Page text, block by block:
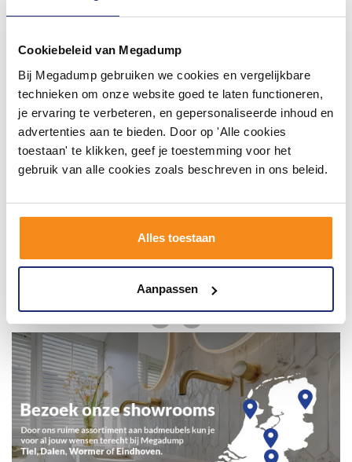
Cookiebeleid van Megadump
Bij Megadump gebruiken we cookies en vergelijkbare
technieken om onze website goed te laten functioneren,
je ervaring te verbeteren, en gepersonaliseerde inhoud en
advertenties aan te bieden. Door op 'Alle cookies
toestaan' te klikken, geef je toestemming voor het
gebruik van alle cookies zoals beschreven in ons beleid.
Alles toestaan
Aanpassen
#mijndroombadkamer
Wij geloven in de kracht van delen. Deel jouw
en tag @megadumpnl. Samen bouwen we een
inspirerende omgeving vol met unieke
badkamerstijlen. Doe je mee?